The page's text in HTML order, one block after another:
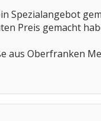
Spezialangebot
Preis gemacht
aus Oberfranken